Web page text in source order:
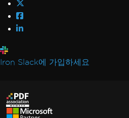
Iron Slack에 가입하세요